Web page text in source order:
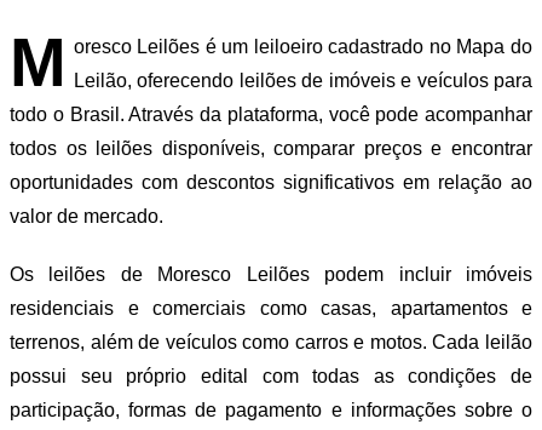
M oresco Leilões é um leiloeiro cadastrado no Mapa do
Leilão, oferecendo leilões de imóveis e veículos para
todo o Brasil. Através da plataforma, você pode acompanhar
todos os leilões disponíveis, comparar preços e encontrar
oportunidades com descontos significativos em relação ao
valor de mercado.
Os leilões de Moresco Leilões podem incluir imóveis
residenciais e comerciais como casas, apartamentos e
terrenos, além de veículos como carros e motos. Cada leilão
possui seu próprio edital com todas as condições de
participação, formas de pagamento e informações sobre o